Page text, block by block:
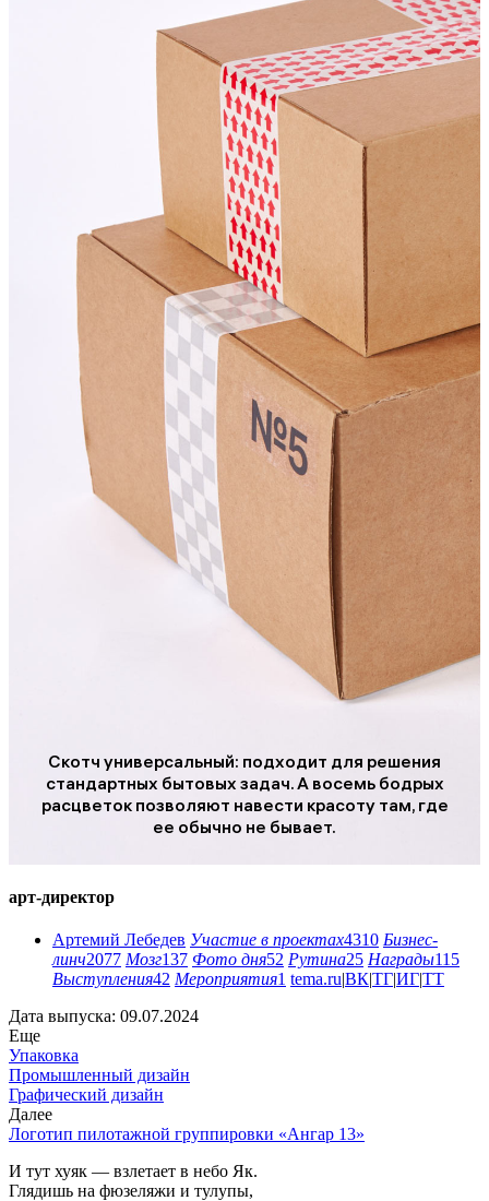
Скотч универсальный: подходит для решения
стандартных бытовых задач. А восемь бодрых
расцветок позволяют навести красоту там, где
ее обычно не бывает.
арт-директор
Артемий Лебедев Участие в проектах4310 Бизнес-
линч2077 Мозг137 Фото дня52 Рутина25 Награды115
Выступления42 Мероприятия1 tema.ru|ВК|ТГ|ИГ|ТТ
Дата выпуска: 09.07.2024
Еще
Упаковка
Промышленный дизайн
Графический дизайн
Далее
Логотип пилотажной группировки «Ангар 13»
И тут хуяк — взлетает в небо Як.
Глядишь на фюзеляжи и тулупы,